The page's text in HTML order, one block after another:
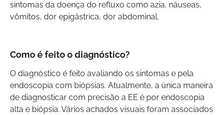
sintomas da doença do refluxo como azia, náuseas,
vômitos, dor epigástrica, dor abdominal.
Como é feito o diagnóstico?
O diagnóstico é feito avaliando os sintomas e pela
endoscopia com biópsias. Atualmente, a única maneira
de diagnosticar com precisão a EE é por endoscopia
alta e biópsia. Vários achados visuais foram associados